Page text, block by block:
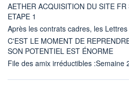
AETHER ACQUISITION DU SITE
ETAPE 1
Après les contrats cadres, les
C'EST LE MOMENT DE
SON POTENTIEL EST ÉNORME
File des amix irréductibles :Semaine